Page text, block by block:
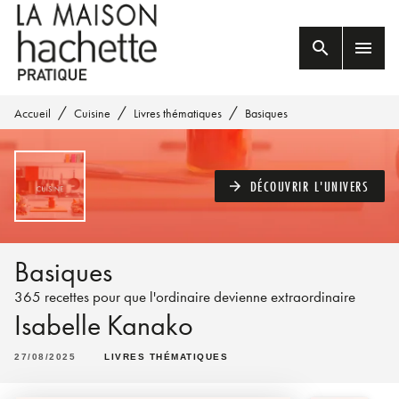
MENU RECHERCHE
PIED DE PAGE
search menu
Accueil / Cuisine / Livres thématiques / Basiques
arrow_forward DÉCOUVRIR L'UNIVERS
Basiques
365 recettes pour que l'ordinaire devienne extraordinaire
Isabelle Kanako
27/08/2025 LIVRES THÉMATIQUES